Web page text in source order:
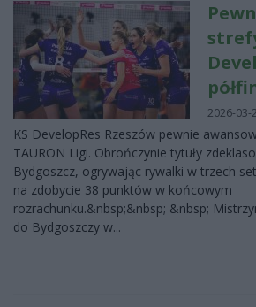
2026-03-
KS DevelopRes Rzeszów pewnie
TAURON Ligi. Obrończynie tytuły
Bydgoszcz, ogrywając rywalki w trzech
na zdobycie 38 punktów w końcowym
rozrachunku.&nbsp;&nbsp; &nbsp;
do Bydgoszczy w...